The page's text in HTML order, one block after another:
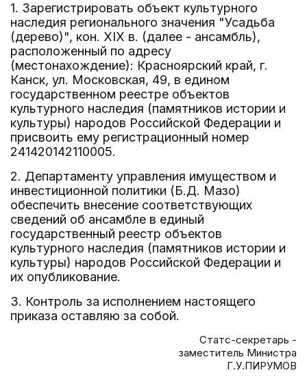
1. Зарегистрировать объект культурного
наследия регионального значения "Усадьба
(дерево)", кон. XIX в. (далее - ансамбль),
расположенный по адресу
(местонахождение): Красноярский край, г.
Канск, ул. Московская, 49, в едином
государственном реестре объектов
культурного наследия (памятников истории и
культуры) народов Российской Федерации и
присвоить ему регистрационный номер
241420142110005.
2. Департаменту управления имуществом и
инвестиционной политики (Б.Д. Мазо)
обеспечить внесение соответствующих
сведений об ансамбле в единый
государственный реестр объектов
культурного наследия (памятников истории и
культуры) народов Российской Федерации и
их опубликование.
3. Контроль за исполнением настоящего
приказа оставляю за собой.
Статс-секретарь -
заместитель Министра
Г.У.ПИРУМОВ